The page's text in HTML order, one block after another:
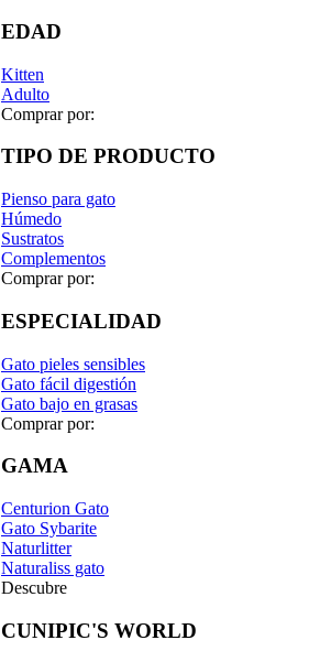
EDAD
Kitten
Adulto
Comprar por:
TIPO DE PRODUCTO
Pienso para gato
Húmedo
Sustratos
Complementos
Comprar por:
ESPECIALIDAD
Gato pieles sensibles
Gato fácil digestión
Gato bajo en grasas
Comprar por:
GAMA
Centurion Gato
Gato Sybarite
Naturlitter
Naturaliss gato
Descubre
CUNIPIC'S WORLD